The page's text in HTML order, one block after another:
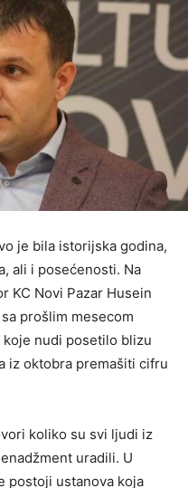
je bila istorijska godina,
ali i posećenosti. Na
KC Novi Pazar Husein
prošlim mesecom
nudi posetilo blizu
iz oktobra premašiti cifru
koliko su svi ljudi iz
uradili. U
postoji ustanova koja